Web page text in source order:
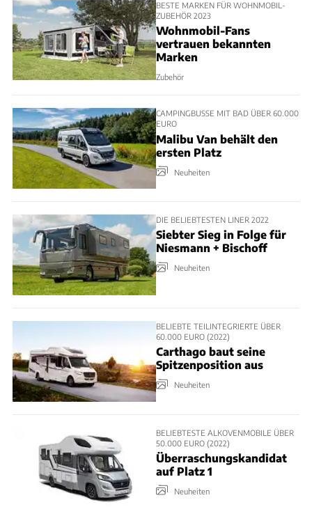
BESTE MARKEN FÜR WOHNMOBIL-
ZUBEHÖR 2023
Wohnmobil-Fans
vertrauen bekannten
Marken
Zubehör
CAMPINGBUSSE MIT BAD ÜBER 60.000
EURO
Malibu Van behält den
ersten Platz
Neuheiten
DIE BELIEBTESTEN LINER 2022
Siebter Sieg in Folge für
Niesmann + Bischoff
Neuheiten
BELIEBTE TEILINTEGRIERTE ÜBER
60.000 EURO (2022)
Carthago baut seine
Spitzenposition aus
Neuheiten
BELIEBTESTE ALKOVENMOBILE ÜBER
50.000 EURO (2022)
Überraschungskandidat
auf Platz 1
Neuheiten